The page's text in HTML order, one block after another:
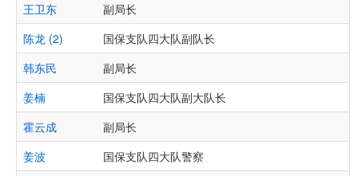
王卫东
副局长
陈龙 (2)
国保支队四大队副队长
韩东民
副局长
姜楠
国保支队四大队副大队长
霍云成
副局长
姜波
国保支队四大队警察